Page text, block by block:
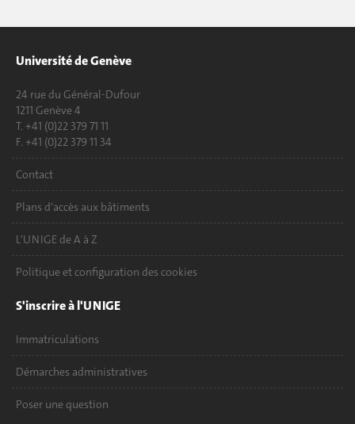
Université de Genève
24 rue du Général-Dufour
1211 Genève 4
T. +41 (0)22 379 71 11
F. +41 (0)22 379 11 34
Contact
Plans d'accès aux bâtiments
L'UNIGE de A à Z
Politique et configuration des cookies
S'inscrire à l'UNIGE
Immatriculations
Démarches administratives
Poser une question